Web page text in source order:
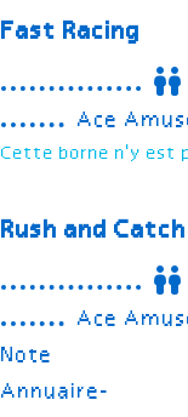
Fast Racing
Ace
Cette borne n'y est
Rush and Catch
Ace
Note
Annuaire-